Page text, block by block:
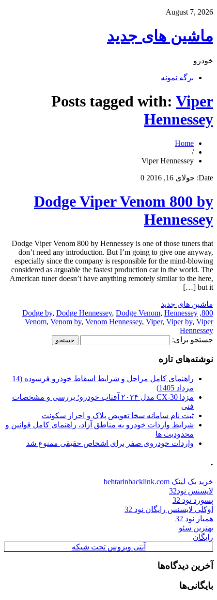
August 7, 2026
ماشین های جدید
خودرو
برگه نمونه
Posts tagged with: Viper
Hennessey
Home
/
Viper Hennessey
Date: جولای 16, 2016 0
Dodge Viper Venom 800 by
Hennessey
Dodge Viper Venom 800 by Hennessey is one of those tuners that
don’t need any introduction. But I’m going to give one anyway,
especially since the company is responsible for the mind-blowing
considered as arguable the fastest production car in the world. The
American tuner doesn’t have anything remotely similar to the here,
but it […]
ماشین های جدید
800
,
Dodge by, Dodge Hennessey, Dodge Venom, Hennessey
Venom, Venom by, Venom Hennessey, Viper, Viper by, Viper
Hennessey
جستجو برای:
نوشته‌های تازه
راهنمای کامل مراحل و شرایط اسقاط خودرو فرسوده (14
مرداد 1405)
مزدا CX-30 مدل ۲۰۲۴ آفتاب خودرو؛ بررسی و مشخصات
فنی
ثبت نام سامانه سخا تعویض پلاک و احراز سکونت
شرایط واردات خودرو به مناطق آزاد، راهنمای کامل قوانین و
محدودیت ها
واردات خودروی صفر برای اشخاص حقیقی ممنوع شد
.
خرید بک لینک behtarinbacklink.com
لایسنس نود32
پسورد نود 32
اوکلی لایسنس رایگان نود 32
همیار نود 32
بهترین سئو
رایگان
آنتی ویروس تحت شبکه
آخرین دیدگاه‌ها
بایگانی‌ها